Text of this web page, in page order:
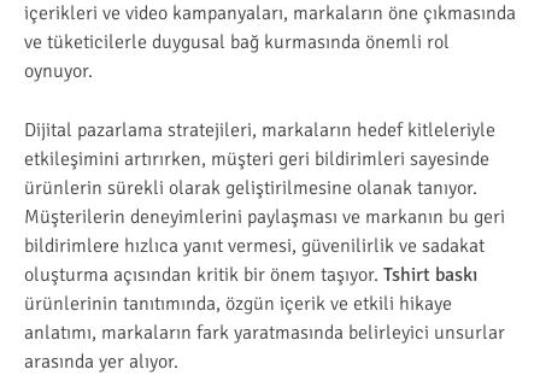
içerikleri ve video kampanyaları, markaların öne çıkmasında
ve tüketicilerle duygusal bağ kurmasında önemli rol
oynuyor.
Dijital pazarlama stratejileri, markaların hedef kitleleriyle
etkileşimini artırırken, müşteri geri bildirimleri sayesinde
ürünlerin sürekli olarak geliştirilmesine olanak tanıyor.
Müşterilerin deneyimlerini paylaşması ve markanın bu geri
bildirimlere hızlıca yanıt vermesi, güvenilirlik ve sadakat
oluşturma açısından kritik bir önem taşıyor. Tshirt baskı
ürünlerinin tanıtımında, özgün içerik ve etkili hikaye
anlatımı, markaların fark yaratmasında belirleyici unsurlar
arasında yer alıyor.